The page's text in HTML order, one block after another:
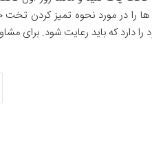
ها را در مورد نحوه تمیز کردن
دارد که باید رعایت شود. برای